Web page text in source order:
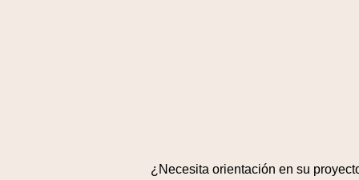
¿Necesita orientación en su